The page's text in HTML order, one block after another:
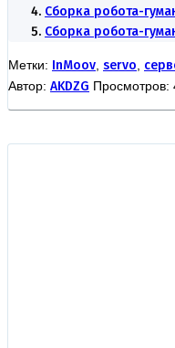
Сборка робота-
Сборка робота-
Метки: InMoov servo
Автор: AKDZG